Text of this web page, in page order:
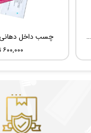
چسب داخل دهانی TBM Ora-Aid
۶۰۰,۰۰۰ تومان
سوزن اندو (ایریگیشن) دو سوراخ خم شونده UDG Sideport